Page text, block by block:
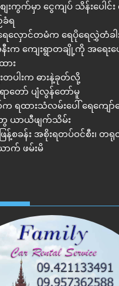
းကွက်မှာ ငွေကျပ် သိန်းပေါင်း
ရ
လှောင်တမံက ရေပိုရေလွှဲတံခါ
ကျေးရွာတချို့ကို အရေးပေါ်
ား
းတပါးက ဓားနဲ့ခုတ်လို့
ာတော် ပျံလွန်တော်မူ
က ရထားသံလမ်းပေါ် ရေကျော်
ေ ယာယီဖျက်သိမ်း
ဖြန့်စခန်း အစိုးရတပ်ဝင်စီး၊ တ
ာက် ဖမ်းမိ